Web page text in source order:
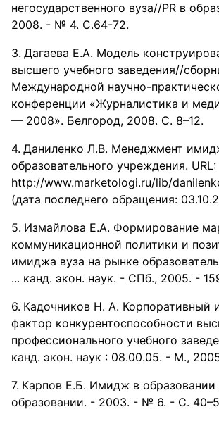
негосударственного вуза//PR в
2008. - № 4. С.64-72.
Дагаева Е.А. Модель
высшего учебного заведения//
Международной научно-
конференции «Журналистика и
— 2008». Белгород, 2008. С. 8–12.
Даниленко Л.В. Менеджмент
образовательного учреждения. URL:
http://www.marketologi.ru/lib/
(дата последнего обращения:
Измайлова Е.А. Формирование
коммуникационной политики и
имиджа вуза на рынке
... канд. экон. наук. - СПб., 2005. -
Кадочников Н. А. Корпоративный
фактор конкурентоспособности
профессионального учебного
канд. экон. наук : 08.00.05. - М.,
Карпов Е.Б. Имидж в образовании
образовании. - 2003. - № 6. - С.